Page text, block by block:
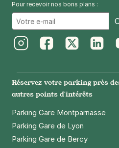
Pour recevoir nos bons plans :
Réservez votre parking près
autres points d'intérêts
Parking Gare Montparnasse
Parking Gare de Lyon
Parking Gare de Bercy